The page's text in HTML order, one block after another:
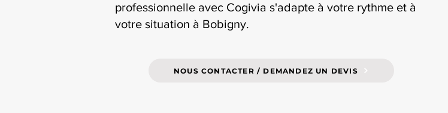
professionnelle avec Cogivia s'adapte à votre rythme et à
votre situation à Bobigny.
NOUS CONTACTER / DEMANDEZ UN DEVIS